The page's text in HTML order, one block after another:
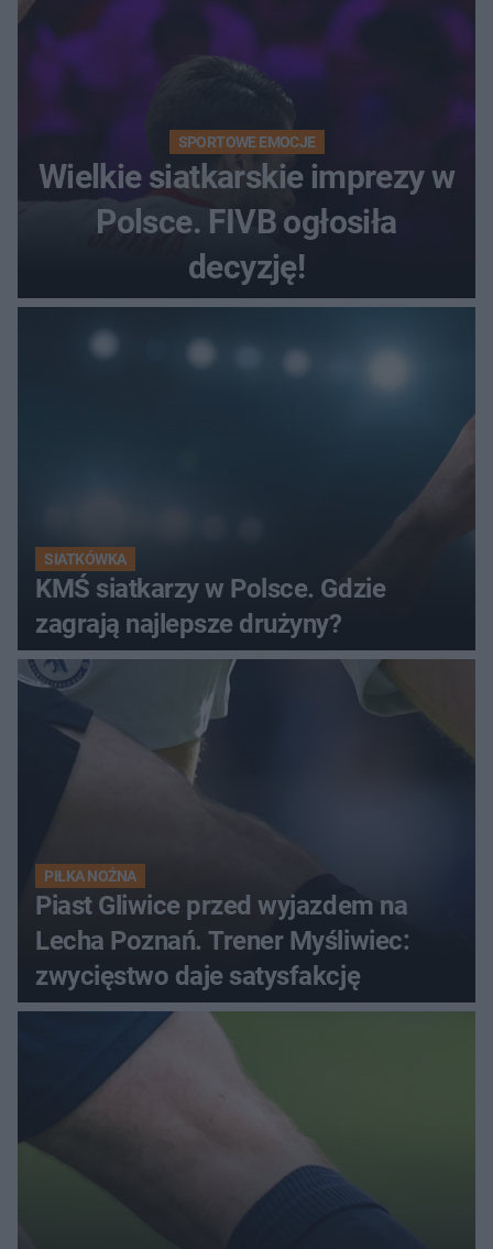
SPORTOWE EMOCJE
Wielkie siatkarskie imprezy w
Polsce. FIVB ogłosiła
decyzję!
SIATKÓWKA
KMŚ siatkarzy w Polsce. Gdzie
zagrają najlepsze drużyny?
PIŁKA NOŻNA
Piast Gliwice przed wyjazdem na
Lecha Poznań. Trener Myśliwiec:
zwycięstwo daje satysfakcję